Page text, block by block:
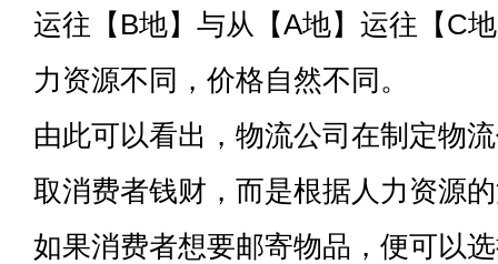
运往【B地】与从【A地】运往【C
力资源不同，价格自然不同。
由此可以看出，物流公司在制定物
取消费者钱财，而是根据人力资源
如果消费者想要邮寄物品，便可以